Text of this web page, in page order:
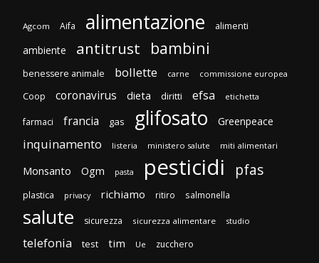
Agcom Aifa alimentazione alimenti
ambiente antitrust bambini
benessere animale bollette carne commissione europea
Coop coronavirus dieta diritti efsa etichetta
farmaci francia gas glifosato Greenpeace
inquinamento listeria ministero salute miti alimentari
Monsanto Ogm pasta pesticidi pfas
plastica privacy richiamo ritiro salmonella
salute sicurezza sicurezza alimentare studio
telefonia test tim Ue zucchero